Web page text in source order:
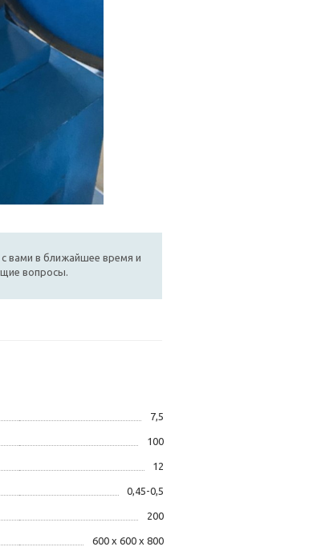
вами в ближайшее время и
вопросы.
7,5
100
12
0,45-0,5
200
600 х 600 х 800